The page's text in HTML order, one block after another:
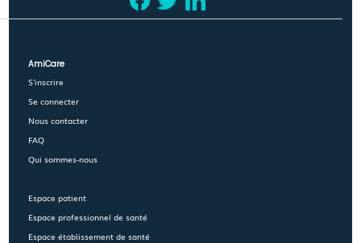
- la chirurgie thoracique
- la chirurgie robot assistée
- la chirurgie vasculaire : Pontage, Aorte,
carotide, Fistule arterio-veineuse
- l'ablation de rein, utérus, prostate
- la chirurgie de l'estomac, du pancréas ou du
AmiCare
S'inscrire
Se connecter
Nous contacter
FAQ
Qui sommes-nous
Espace patient
Espace professionnel de santé
Espace établissement de santé